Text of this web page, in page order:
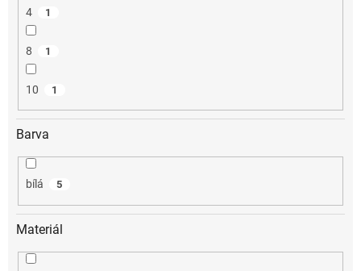
4 1
8 1
10 1
Barva
bílá 5
Materiál